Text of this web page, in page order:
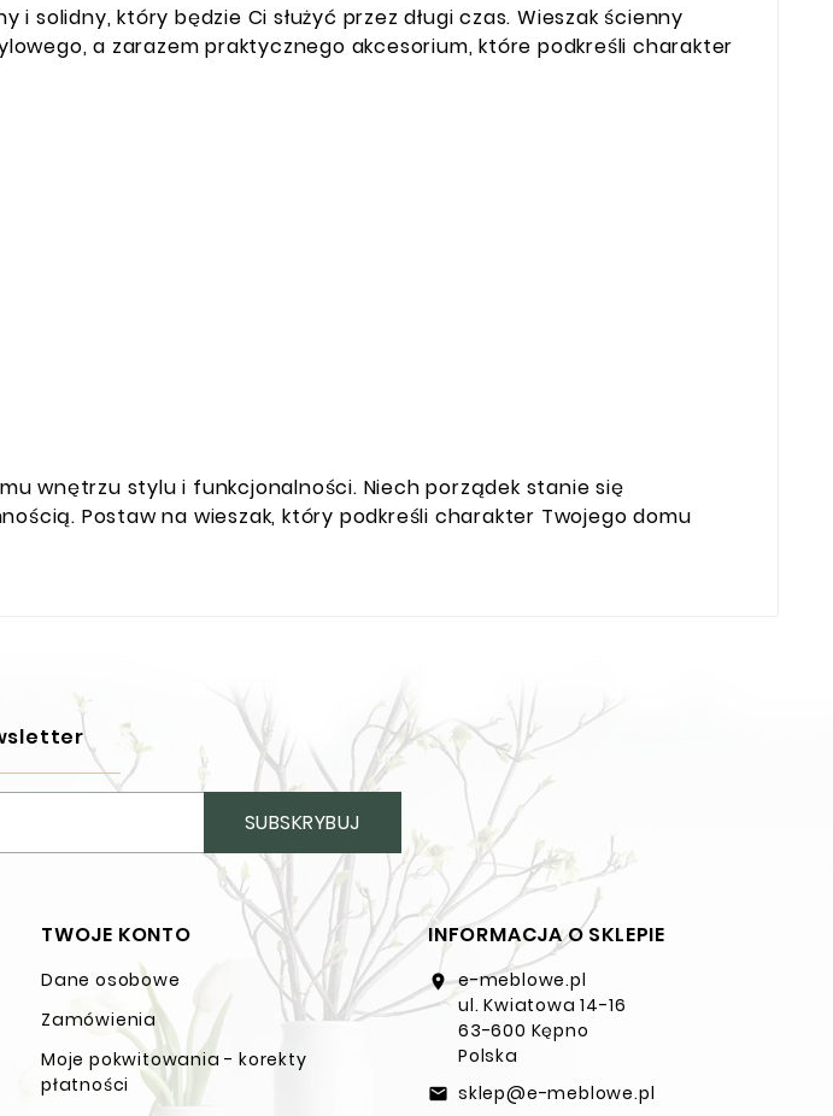
solidny, który będzie Ci służyć przez długi czas. Wieszak ścienny
a zarazem praktycznego akcesorium, które podkreśli charakter
wnętrzu stylu i funkcjonalności. Niech porządek stanie się
Postaw na wieszak, który podkreśli charakter Twojego domu
SUBSKRYBUJ
TWOJE KONTO
Dane osobowe
Zamówienia
Moje pokwitowania - korekty
płatności
INFORMACJA O SKLEPIE
location_on e-meblowe.pl
ul. Kwiatowa 14-16
63-600 Kępno
Polska
email sklep@e-meblowe.pl